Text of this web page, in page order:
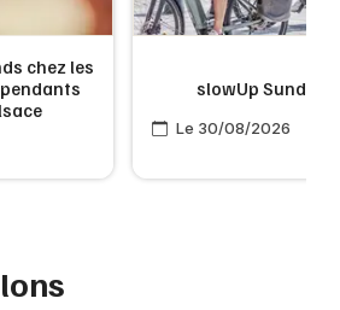
chez les
slowUp Sundgau
Le 30/08/2026